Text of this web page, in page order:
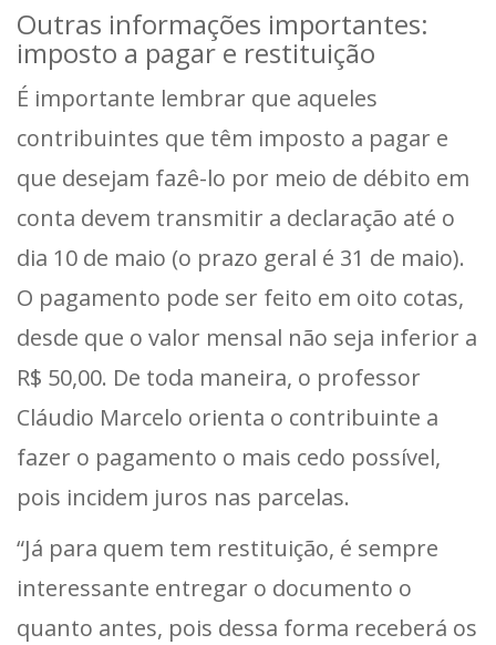
Outras informações importantes:
imposto a pagar e restituição
É importante lembrar que aqueles
contribuintes que têm imposto a pagar e
que desejam fazê-lo por meio de débito em
conta devem transmitir a declaração até o
dia 10 de maio (o prazo geral é 31 de maio).
O pagamento pode ser feito em oito cotas,
desde que o valor mensal não seja inferior a
R$ 50,00. De toda maneira, o professor
Cláudio Marcelo orienta o contribuinte a
fazer o pagamento o mais cedo possível,
pois incidem juros nas parcelas.
“Já para quem tem restituição, é sempre
interessante entregar o documento o
quanto antes, pois dessa forma receberá os